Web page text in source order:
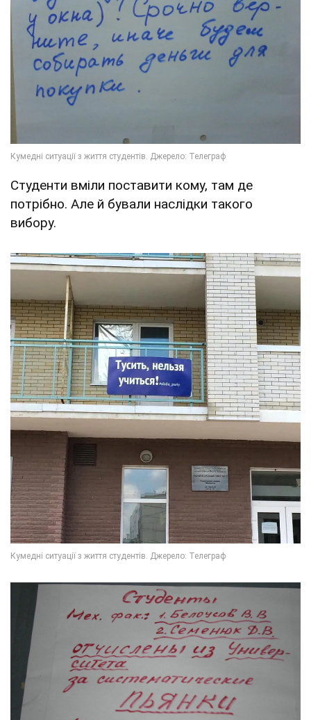
Студенти вміли поставити кому, там де
потрібно. Але й бували наслідки такого
вибору.